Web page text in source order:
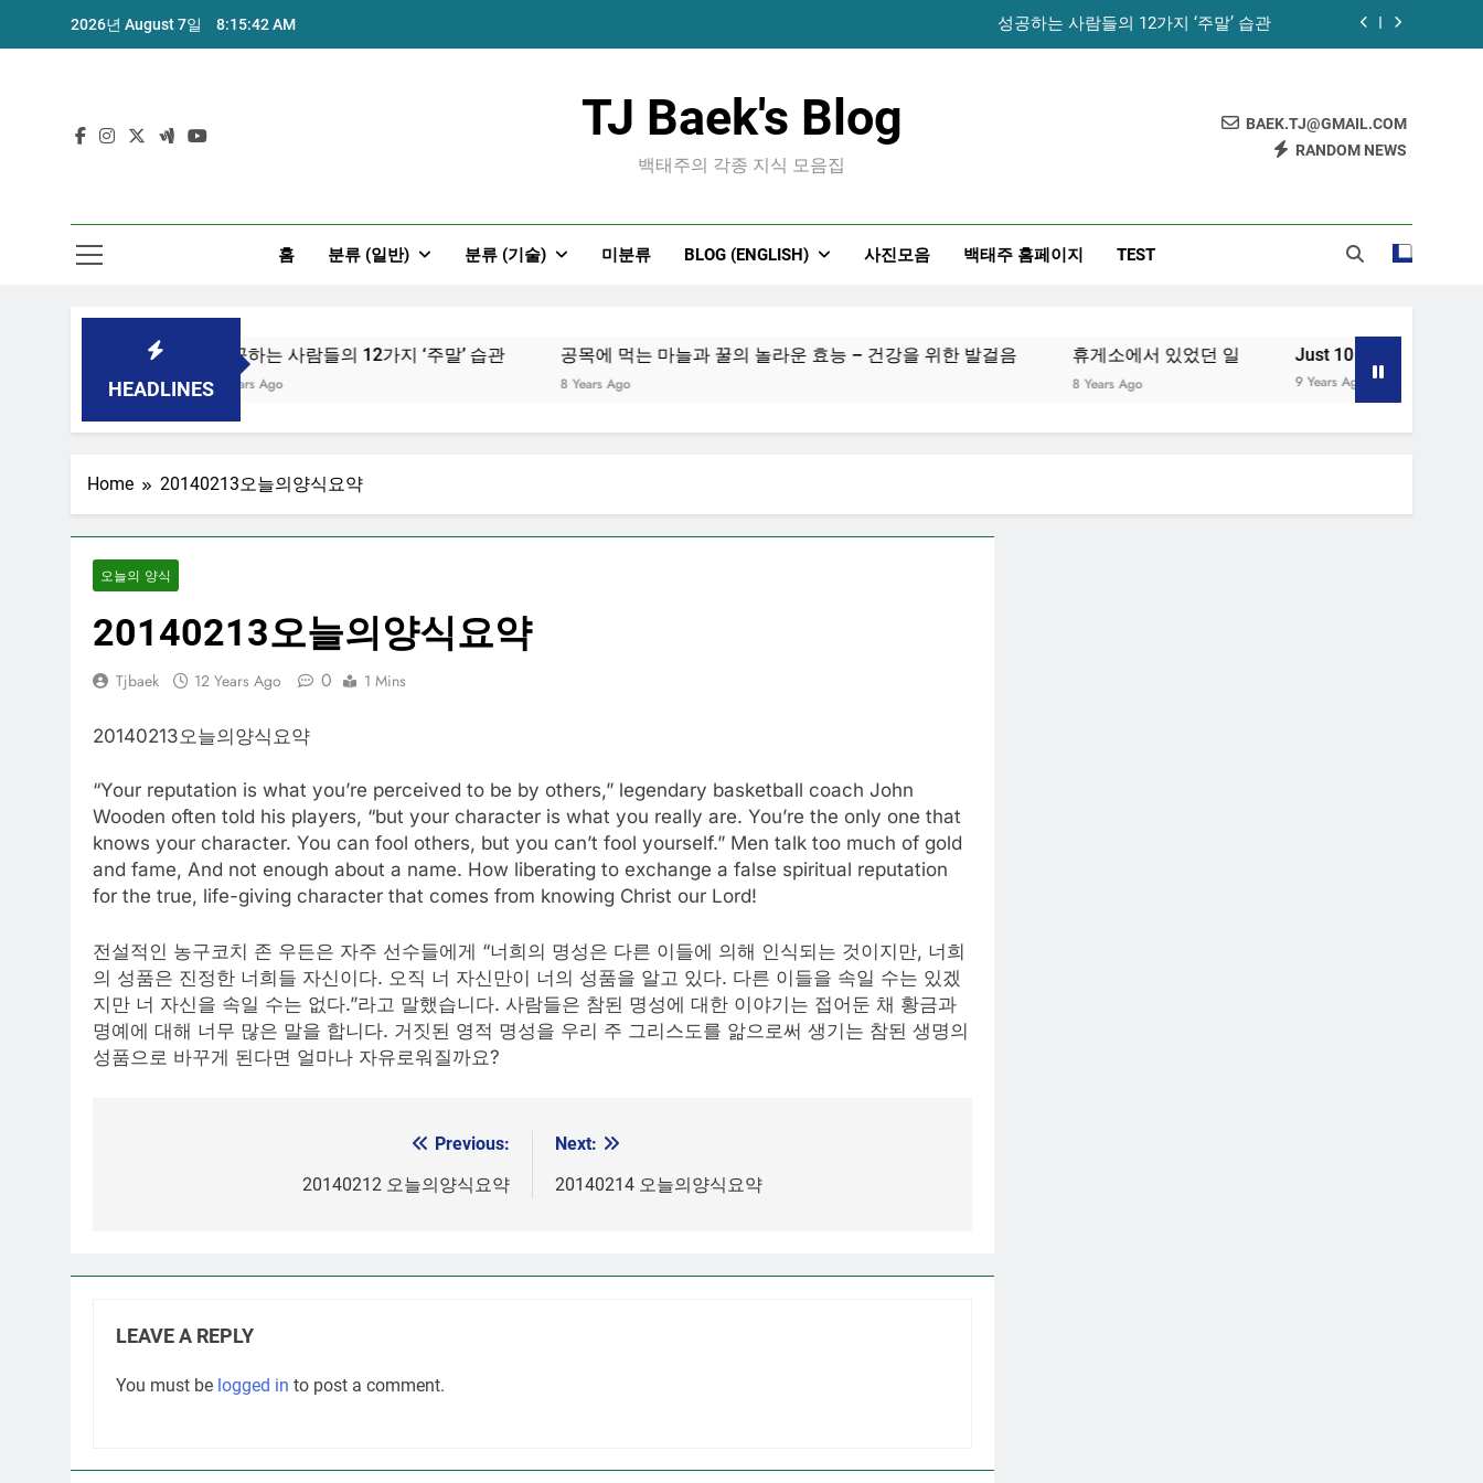
2026년 August 7일 8:15:42 AM 성공하는 사람들의 12가지 ‘주말’ 습관
휴게소에서 있었던 일
공목에 먹는 마늘과 꿀의 놀라운 효능 – 건강을 위한 발걸음
TJ Baek's Blog
백태주의 각종 지식 모음집
BAEK.TJ@GMAIL.COM
RANDOM NEWS
홈 분류 (일반) 분류 (기술) 미분류 BLOG (ENGLISH) 사진모음 백태주 홈페이지 TEST
HEADLINES
성공하는 사람들의 12가지 ‘주말’ 습관
7 Years Ago
공목에 먹는 마늘과 꿀의 놀라운 효능 – 건강을 위한 발걸음
8 Years Ago
휴게소에서 있었던 일
8 Years Ago
Just 10 Minutes!
9 Years Ago
Home 20140213오늘의양식요약
오늘의 양식
20140213오늘의양식요약
Tjbaek 12 Years Ago 0 1 Mins
20140213오늘의양식요약
“Your reputation is what you’re perceived to be by others,” legendary basketball coach John
Wooden often told his players, “but your character is what you really are. You’re the only one that
knows your character. You can fool others, but you can’t fool yourself.” Men talk too much of gold
and fame, And not enough about a name. How liberating to exchange a false spiritual reputation
for the true, life-giving character that comes from knowing Christ our Lord!
전설적인 농구코치 존 우든은 자주 선수들에게 “너희의 명성은 다른 이들에 의해 인식되는 것이지만, 너희
의 성품은 진정한 너희들 자신이다. 오직 너 자신만이 너의 성품을 알고 있다. 다른 이들을 속일 수는 있겠
지만 너 자신을 속일 수는 없다.”라고 말했습니다. 사람들은 참된 명성에 대한 이야기는 접어둔 채 황금과
명예에 대해 너무 많은 말을 합니다. 거짓된 영적 명성을 우리 주 그리스도를 앎으로써 생기는 참된 생명의
성품으로 바꾸게 된다면 얼마나 자유로워질까요?
Previous:
20140212 오늘의양식요약
Next:
20140214 오늘의양식요약
LEAVE A REPLY
You must be logged in to post a comment.